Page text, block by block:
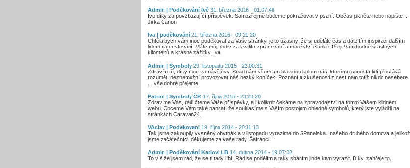
Admin | Poděkování Ivě 31. března 2016 - 01:07:48
Ivo díky za povzbuzující příspěvek. Samozřejmě budeme pokračovat v psaní. Občas jukněte nebo napište ...
Jirka Canon
Iva | poděkování 21. března 2016 - 09:21:20
Chtěla bych vám moc poděkovat za Vaše stránky, je to úžasný, že si uděláte čas a dáte tím inspiraci dalším
lidem na cestování. Máte můj obdiv za kvalitu zpracování a množství článků. Přeji Vám hodně šťastných
kilometrů a krásné zážitky. Iva
Admin | Symboly 29. listopadu 2015 - 22:00:31
Zdravím tě, díky moc za návštěvy. Snad nám všem ten blázinec kolem nás, kterému spousta lidí přestává
rozumět, neznemožní provozovat náš hezký koníček. Poznání a zkušenosti z cest nám totiž nikdo nesebere
... vše dobré přejeme.
Patriot | Symboly ČR 17. října 2015 - 23:23:20
Zdravíme Vás, rádi čteme Vaše příspěvky, a i kolikrát čekáme na zpravodajství na tomto Vašem klidném
webu. Chceme Vám také napsat, že souhlasíme s Vaším postojem ohledně symbolů, který jste vyjádřil na
stránkách Caravan24.
VAclav | Podekovani 19. října 2014 - 20:11:13
Tak jsme zakoupily vysněný obytnák a v listopadu vyrazime do SPanelska. ,našeho druhého domova a jelikož
jsme začátečníci, děkujeme za vaše rady. Šafránci
Admin | Poděkování Karlovi LB 14. dubna 2014 - 19:07:32
To víš že jsem rád, že se ti tady líbí. Rád se podělím a taky sháním jinde kam vyrazit. Díky, zahřeje to.